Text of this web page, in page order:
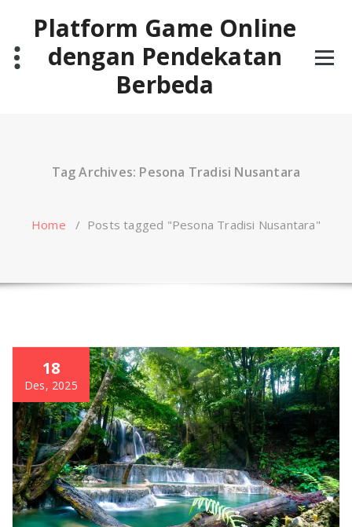
contentPlatform Game Online
dengan Pendekatan
Berbeda
Tag Archives: Pesona Tradisi Nusantara
Home / Posts tagged "Pesona Tradisi Nusantara"
18
Des, 2025